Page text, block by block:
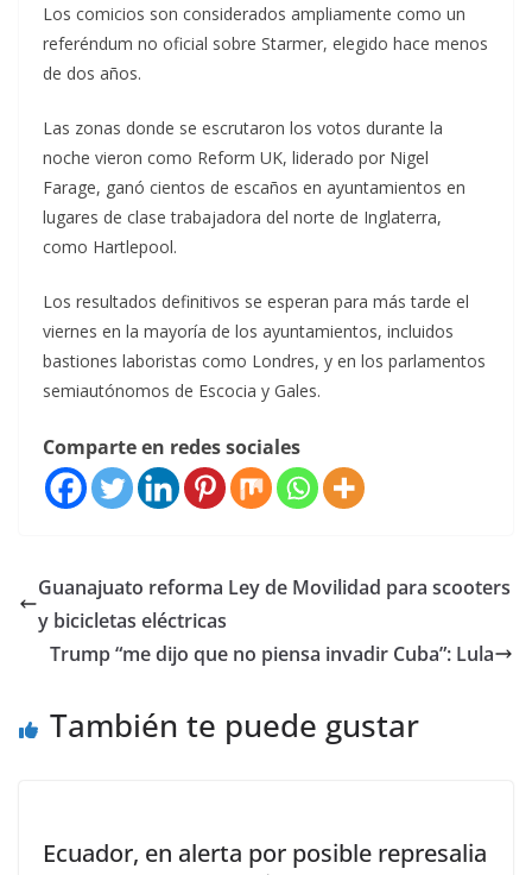
Los comicios son considerados ampliamente como un
referéndum no oficial sobre Starmer, elegido hace menos
de dos años.
Las zonas donde se escrutaron los votos durante la
noche vieron como Reform UK, liderado por Nigel
Farage, ganó cientos de escaños en ayuntamientos en
lugares de clase trabajadora del norte de Inglaterra,
como Hartlepool.
Los resultados definitivos se esperan para más tarde el
viernes en la mayoría de los ayuntamientos, incluidos
bastiones laboristas como Londres, y en los parlamentos
semiautónomos de Escocia y Gales.
Comparte en redes sociales
Guanajuato reforma Ley de Movilidad para scooters
y bicicletas eléctricas
Trump “me dijo que no piensa invadir Cuba”: Lula
También te puede gustar
Ecuador, en alerta por posible represalia